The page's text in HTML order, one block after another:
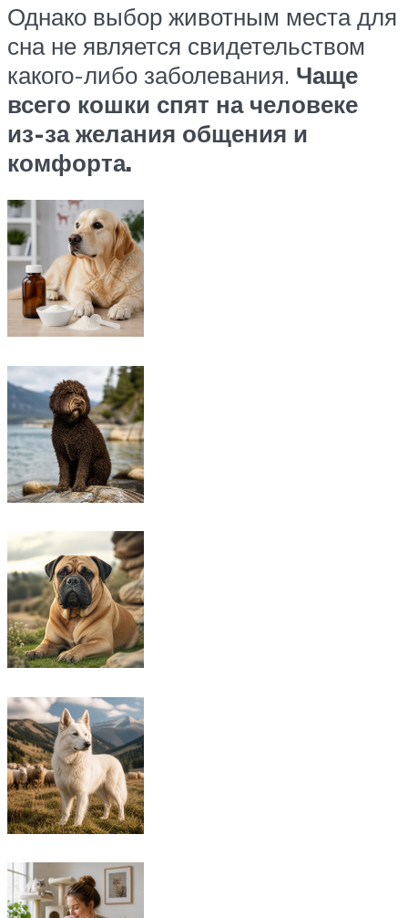
Однако выбор животным места для
сна не является свидетельством
какого-либо заболевания. Чаще
всего кошки спят на человеке
из-за желания общения и
комфорта.